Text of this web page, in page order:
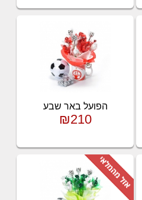
הפועל באר שבע
₪210